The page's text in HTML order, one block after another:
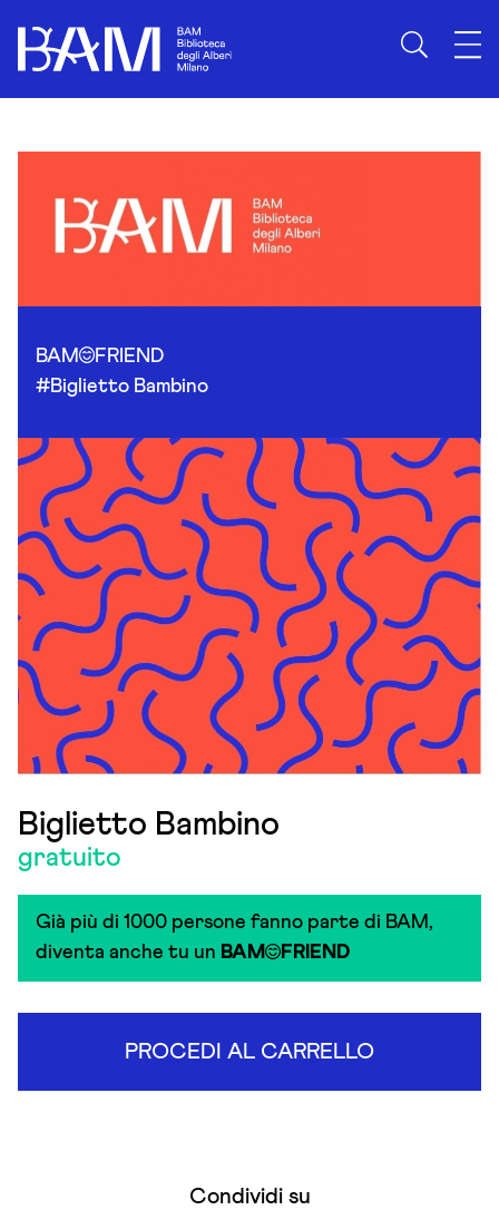
BAM
FRIEND
#Biglietto Bambino
Biglietto Bambino
gratuito
Già più di 1000 persone fanno parte di BAM,
diventa anche tu un BAM FRIEND
PROCEDI AL CARRELLO
Condividi su